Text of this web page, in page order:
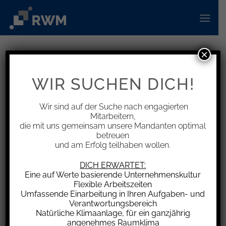
Inhalt
springen
Keine Nachweispflicht bei
doppelter Haushaltsführung
Der Bundesfinanzhof (BFH) hat eine
Entscheidung des Finanzgerichts München (FG)
aufgehoben, welches die Kosten der doppelten
Haushaltsführung eines Alleinlebenden
mangels Nachweises der finanziellen
Beteiligung an den Haushaltskosten am
Hauptwohnsitz nicht anerkennen wollte.
WIR SUCHEN DICH!
Wir sind auf der Suche nach engagierten
Mitarbeitern,
die mit uns gemeinsam unsere Mandanten optimal
betreuen
und am Erfolg teilhaben wollen.
DICH ERWARTET:
Eine auf Werte basierende Unternehmenskultur
Flexible Arbeitszeiten
Umfassende Einarbeitung in Ihren Aufgaben- und
Verantwortungsbereich
Natürliche Klimaanlage, für ein ganzjährig
angenehmes Raumklima
×